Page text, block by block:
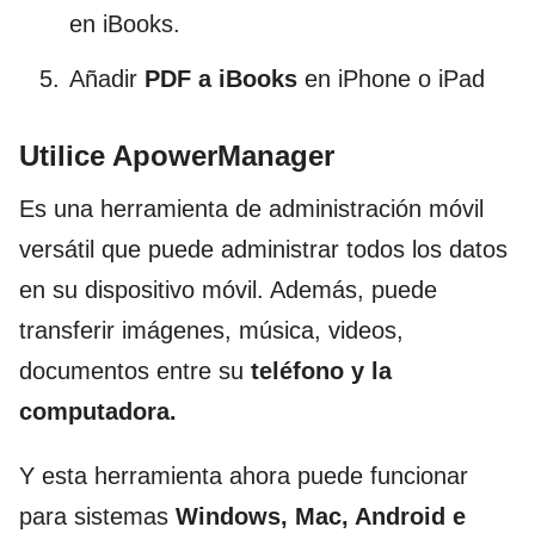
en iBooks.
Añadir PDF a iBooks en iPhone o iPad
Utilice ApowerManager
Es una herramienta de administración móvil
versátil que puede administrar todos los datos
en su dispositivo móvil. Además, puede
transferir imágenes, música, videos,
documentos entre su teléfono y la
computadora.
Y esta herramienta ahora puede funcionar
para sistemas Windows, Mac, Android e